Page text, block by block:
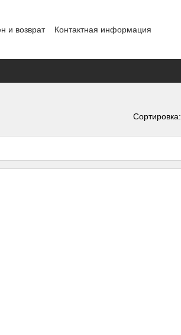
и возврат
Контактная информация
Сортировка: